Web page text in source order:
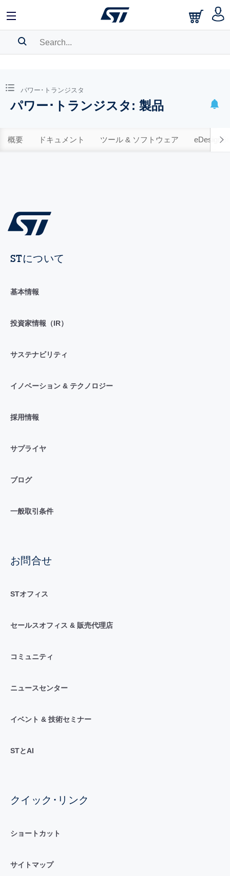
BOOKMARK
Pleaselog in to show your saved searches.
パワー･トランジスタ
パワー･トランジスタ: 製品
概要 ドキュメント ツール & ソフトウェア
STについて
基本情報
投資家情報（IR）
サステナビリティ
イノベーション & テクノロジー
採用情報
サプライヤ
ブログ
一般取引条件
お問合せ
STオフィス
セールスオフィス & 販売代理店
コミュニティ
ニュースセンター
イベント & 技術セミナー
STとAI
クイック･リンク
ショートカット
サイトマップ